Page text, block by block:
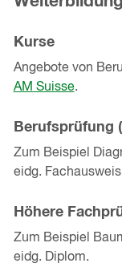
Kurse
Angebote von
AM Suisse.
Berufsprüfung
Zum Beispiel
eidg.
Höhere
Zum Beispiel
eidg. Diplom.